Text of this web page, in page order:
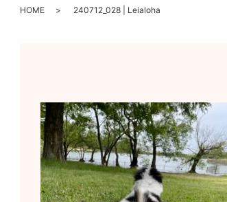
HOME 240712_028 | Leialoha